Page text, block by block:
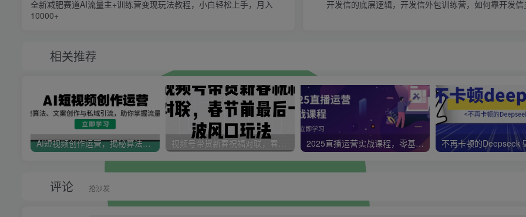
全新减肥赛道AI流量主+训练营变现玩法教程，小白轻松上手，月入
10000+
开发信的底层逻辑，开发信外包训练营，如何靠开发
相关推荐
AI短视频创作运营，揭秘算法、文案创作与私域引流，助你掌握流量密码 视频号带货新春祝福对联，春节前最后一波风口玩法 2025直播运营实战课程，零基础入门到流量优化，快速提升直播间表现 不再卡顿的Deepseek
评论 抢沙发